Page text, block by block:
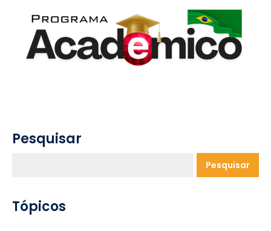
Pesquisar
Pesquisar
Tópicos